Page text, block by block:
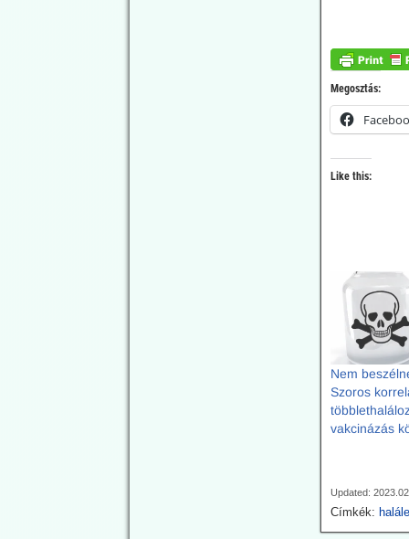
Megosztás:
Like this:
Nem
Szoros
vakcinázás
Updated:
Címkék: